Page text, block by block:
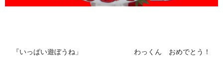
『いっぱい遊ぼうね」 わっくん おめでとう！